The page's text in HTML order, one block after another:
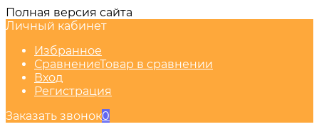
Полная версия сайта
Личный кабинет
Избранное
СравнениеТовар в сравнении
Вход
Регистрация
Заказать звонок0